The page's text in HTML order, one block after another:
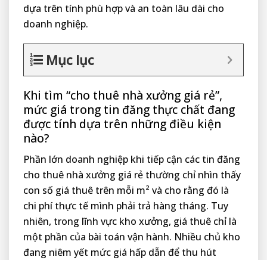
dựa trên tính phù hợp và an toàn lâu dài cho
doanh nghiệp.
Mục lục
Khi tìm “cho thuê nhà xưởng giá rẻ”,
mức giá trong tin đăng thực chất đang
được tính dựa trên những điều kiện
nào?
Phần lớn doanh nghiệp khi tiếp cận các tin đăng
cho thuê nhà xưởng giá rẻ thường chỉ nhìn thấy
con số giá thuê trên mỗi m² và cho rằng đó là
chi phí thực tế mình phải trả hàng tháng. Tuy
nhiên, trong lĩnh vực kho xưởng, giá thuê chỉ là
một phần của bài toán vận hành. Nhiều chủ kho
đang niêm yết mức giá hấp dẫn để thu hút